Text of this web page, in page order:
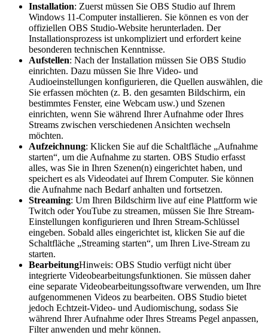
Installation: Zuerst müssen Sie OBS Studio auf Ihrem
Windows 11-Computer installieren. Sie können es von der
offiziellen OBS Studio-Website herunterladen. Der
Installationsprozess ist unkompliziert und erfordert keine
besonderen technischen Kenntnisse.
Aufstellen: Nach der Installation müssen Sie OBS Studio
einrichten. Dazu müssen Sie Ihre Video- und
Audioeinstellungen konfigurieren, die Quellen auswählen, die
Sie erfassen möchten (z. B. den gesamten Bildschirm, ein
bestimmtes Fenster, eine Webcam usw.) und Szenen
einrichten, wenn Sie während Ihrer Aufnahme oder Ihres
Streams zwischen verschiedenen Ansichten wechseln
möchten.
Aufzeichnung: Klicken Sie auf die Schaltfläche „Aufnahme
starten“, um die Aufnahme zu starten. OBS Studio erfasst
alles, was Sie in Ihren Szenen(n) eingerichtet haben, und
speichert es als Videodatei auf Ihrem Computer. Sie können
die Aufnahme nach Bedarf anhalten und fortsetzen.
Streaming: Um Ihren Bildschirm live auf eine Plattform wie
Twitch oder YouTube zu streamen, müssen Sie Ihre Stream-
Einstellungen konfigurieren und Ihren Stream-Schlüssel
eingeben. Sobald alles eingerichtet ist, klicken Sie auf die
Schaltfläche „Streaming starten“, um Ihren Live-Stream zu
starten.
BearbeitungHinweis: OBS Studio verfügt nicht über
integrierte Videobearbeitungsfunktionen. Sie müssen daher
eine separate Videobearbeitungssoftware verwenden, um Ihre
aufgenommenen Videos zu bearbeiten. OBS Studio bietet
jedoch Echtzeit-Video- und Audiomischung, sodass Sie
während Ihrer Aufnahme oder Ihres Streams Pegel anpassen,
Filter anwenden und mehr können.